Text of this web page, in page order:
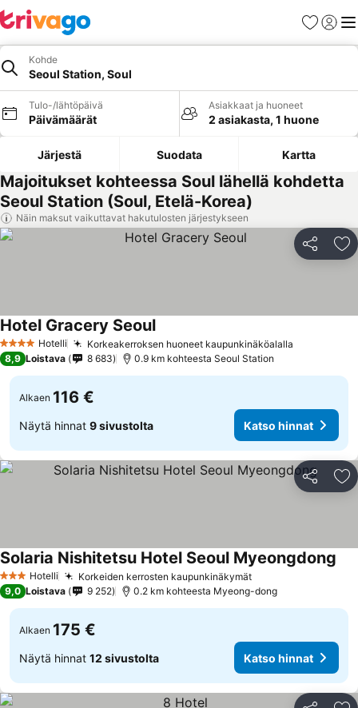
Suosikit
Kohde
Seoul Station, Soul
Tulo-/lähtöpäivä
Päivämäärät
Asiakkaat ja huoneet
2 asiakasta, 1 huone
Järjestä Suodata Kartta
Majoitukset kohteessa Soul lähellä kohdetta
Seoul Station (Soul, Etelä-Korea)
Näin maksut vaikuttavat hakutulosten järjestykseen
Jaa
4 Tähtiluokitus
Hotelli Korkeakerroksen huoneet kaupunkinäköalalla
Hotel Gracery Seoul
8,9 Loistava 8 683 0.9 km kohteesta Seoul Station
Alkaen 116 €
Näytä hinnat 9 sivustolta Katso hinnat
Jaa
3 Tähtiluokitus
Hotelli Korkeiden kerrosten kaupunkinäkymät
Solaria Nishitetsu Hotel Seoul Myeongdong
9,0 Loistava 9 252 0.2 km kohteesta Myeong-dong
Alkaen 175 €
Näytä hinnat 12 sivustolta Katso hinnat